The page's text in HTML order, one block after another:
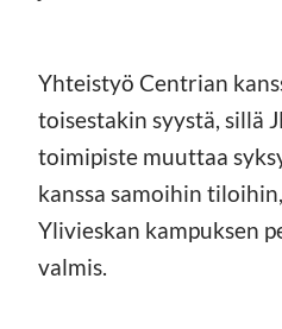
Yhteistyö Centrian
toisestakin syystä, sillä
toimipiste muuttaa
kanssa samoihin
Ylivieskan kampuksen
valmis.